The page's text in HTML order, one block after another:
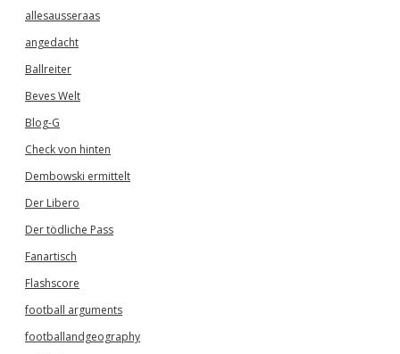
allesausseraas
angedacht
Ballreiter
Beves Welt
Blog-G
Check von hinten
Dembowski ermittelt
Der Libero
Der tödliche Pass
Fanartisch
Flashscore
football arguments
footballandgeography